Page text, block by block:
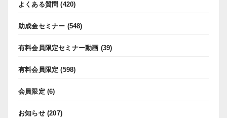
よくある質問 (420)
助成金セミナー (548)
有料会員限定セミナー動画 (39)
有料会員限定 (598)
会員限定 (6)
お知らせ(207)